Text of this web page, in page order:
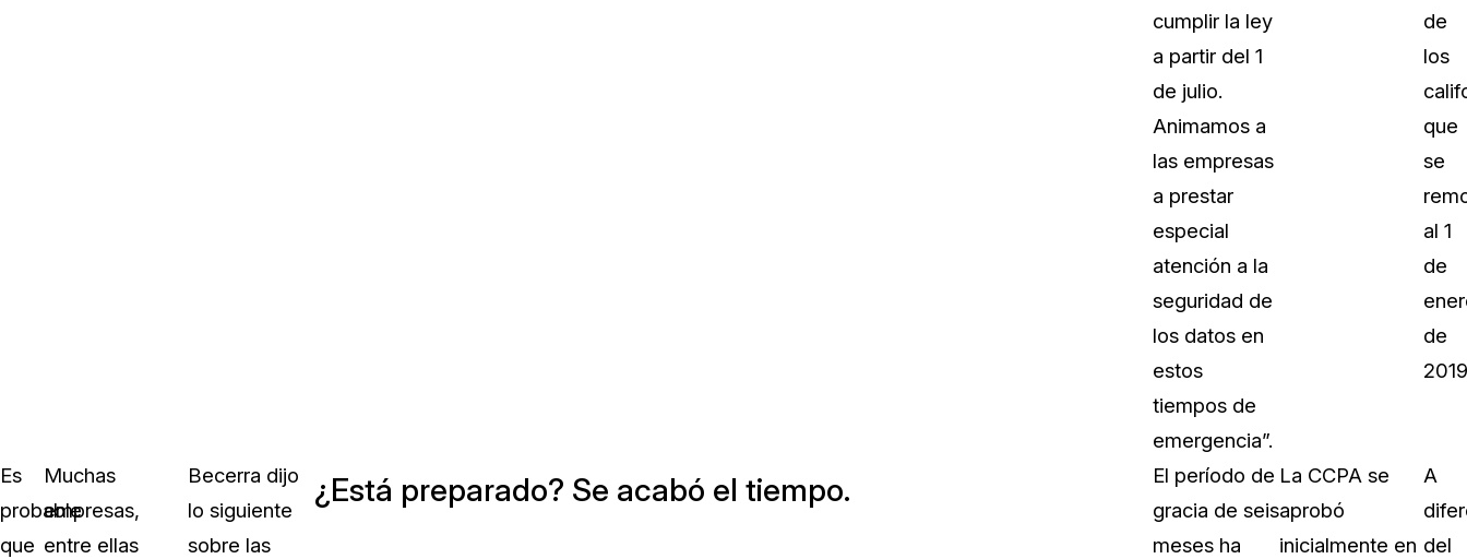
cumplir la ley
a partir del 1
de julio.
Animamos a
las empresas
a prestar
especial
atención a la
seguridad de
los datos en
estos
tiempos de
emergencia”.
de
los
que
se
al 1
de
de
Es
probable
que
Muchas
empresas,
entre ellas
Becerra dijo
lo siguiente
sobre las
¿Está preparado? Se acabó el tiempo.
El período de
gracia de seis
meses ha
La CCPA se
aprobó
inicialmente en
A
del